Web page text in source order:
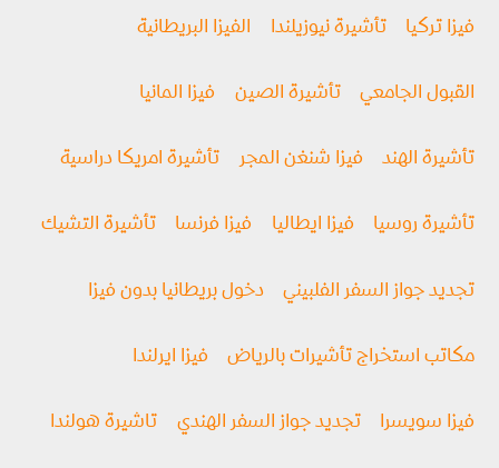
فيزا تركيا تأشيرة نيوزيلندا الفيزا البريطانية
القبول الجامعي تأشيرة الصين فيزا المانيا
تأشيرة الهند فيزا شنغن المجر تأشيرة امريكا دراسية
تأشيرة روسيا فیزا ايطاليا فيزا فرنسا تأشيرة التشيك
تجديد جواز السفر الفلبيني دخول بريطانيا بدون فيزا
مكاتب استخراج تأشيرات بالرياض فيزا ايرلندا
فيزا سويسرا تجديد جواز السفر الهندي تاشيرة هولندا